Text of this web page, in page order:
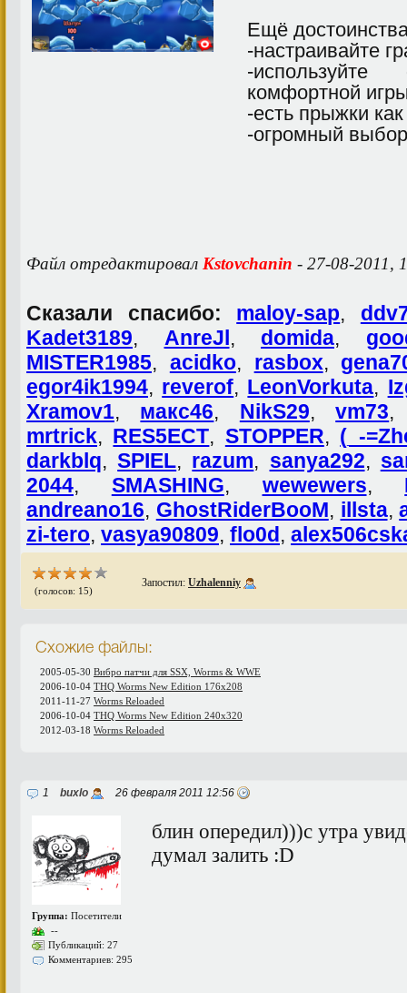
Ещё
-настраивайте
-
комфортной
-есть прыжки
-огромный
Файл отредактировал Kstovchanin - 27-08-2011,
Сказали спасибо: maloy-sap,
Kadet3189, AnreJl, domida,
MISTER1985, acidko, rasbox,
egor4ik1994, reverof, LeonVorkuta,
Xramov1, макс46, NikS29,vm73
mrtrick, RES5ECT, STOPPER, (_-
darkblq,SPIEL, razum, sanya292,
2044, SMASHING, wewewers,
andreano16, GhostRiderBooM, illsta,
zi-tero, vasya90809, flo0d,
(голосов: 15)
Запостил: Uzhalenniy
Схожие файлы:
2005-05-30 Вибро патчи для SSX, Worms & WWE
2006-10-04 THQ Worms New Edition 176x208
2011-11-27 Worms Reloaded
2006-10-04 THQ Worms New Edition 240x320
2012-03-18 Worms Reloaded
1 buxlo 26 февраля 2011 12:56
Группа: Посетители
--
Публикаций: 27
Комментариев: 295
блин опередил)))с утра
думал залить :D